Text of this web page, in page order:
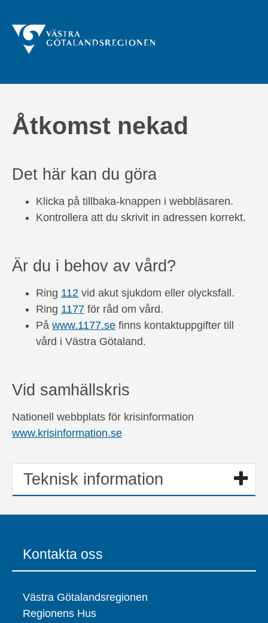
Åtkomst nekad
Det här kan du göra
Klicka på tillbaka-knappen i webbläsaren.
Kontrollera att du skrivit in adressen korrekt.
Är du i behov av vård?
Ring 112 vid akut sjukdom eller olycksfall.
Ring 1177 för råd om vård.
På www.1177.se finns kontaktuppgifter till
vård i Västra Götaland.
Vid samhällskris
Nationell webbplats för krisinformation
www.krisinformation.se
Teknisk information
Kontakta oss
Västra Götalandsregionen
Regionens Hus